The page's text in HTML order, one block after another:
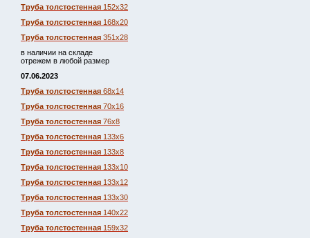
Труба толстостенная 152х32
Труба толстостенная 168х20
Труба толстостенная 351х28
в наличии на складе
отрежем в любой размер
07.06.2023
Труба толстостенная 68х14
Труба толстостенная 70х16
Труба толстостенная 76х8
Труба толстостенная 133х6
Труба толстостенная 133х8
Труба толстостенная 133х10
Труба толстостенная 133х12
Труба толстостенная 133х30
Труба толстостенная 140х22
Труба толстостенная 159х32